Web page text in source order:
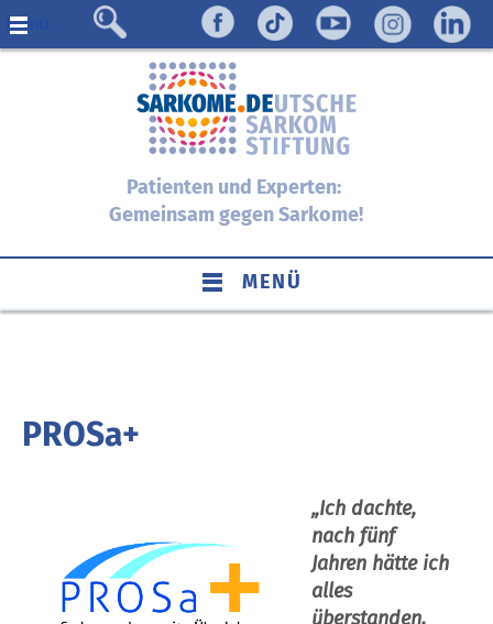
Menü
Patienten und Experten:
Gemeinsam gegen Sarkome!
MENÜ
PROSa+
„Ich dachte,
nach fünf
Jahren hätte ich
alles
überstanden.